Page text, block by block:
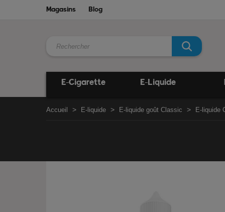
Magasins Blog
E-Cigarette E-Liquide
Accueil E-liquide E-liquide goût Classic E-liquide